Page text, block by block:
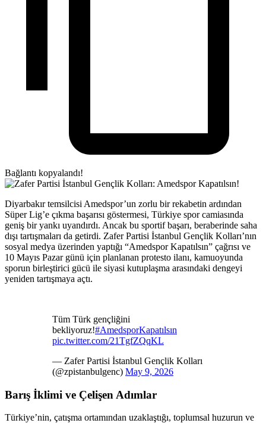
Bağlantı kopyalandı!
Diyarbakır temsilcisi Amedspor’un zorlu bir rekabetin ardından
Süper Lig’e çıkma başarısı göstermesi, Türkiye spor camiasında
geniş bir yankı uyandırdı. Ancak bu sportif başarı, beraberinde saha
dışı tartışmaları da getirdi. Zafer Partisi İstanbul Gençlik Kolları’nın
sosyal medya üzerinden yaptığı “Amedspor Kapatılsın” çağrısı ve
10 Mayıs Pazar günü için planlanan protesto ilanı, kamuoyunda
sporun birleştirici gücü ile siyasi kutuplaşma arasındaki dengeyi
yeniden tartışmaya açtı.
Tüm Türk gençliğini
bekliyoruz!#AmedsporKapatılsın
pic.twitter.com/21TgfZQqKL
— Zafer Partisi İstanbul Gençlik Kolları
(@zpistanbulgenc) May 9, 2026
Barış İklimi ve Çelişen Adımlar
Türkiye’nin, çatışma ortamından uzaklaştığı, toplumsal huzurun ve